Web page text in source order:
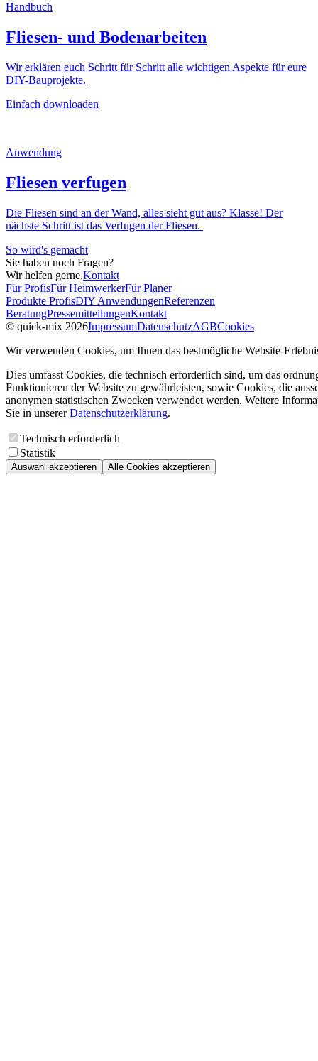
Handbuch
Fliesen- und Bodenarbeiten
Wir erklären euch Schritt für Schritt alle wichtigen Aspekte für eure
DIY-Bauprojekte.
Einfach downloaden
Anwendung
Fliesen verfugen
Die Fliesen sind an der Wand, alles sieht gut aus? Klasse! Der
nächste Schritt ist das Verfugen der Fliesen.
So wird's gemacht
Sie haben noch Fragen?
Wir helfen gerne.Kontakt
Für ProfisFür HeimwerkerFür Planer
Produkte ProfisDIY AnwendungenReferenzen
BeratungPressemitteilungenKontakt
© quick-mix 2026ImpressumDatenschutzAGBCookies
Wir verwenden Cookies, um Ihnen das bestmögliche Website-
Dies umfasst Cookies, die technisch erforderlich sind, um das
Funktionieren der Website zu gewährleisten, sowie Cookies, die
anonymen statistischen Zwecken verwendet werden. Weitere
Sie in unsererDatenschutzerklärung.
Technisch erforderlich
Statistik
Auswahl akzeptieren Alle Cookies akzeptieren